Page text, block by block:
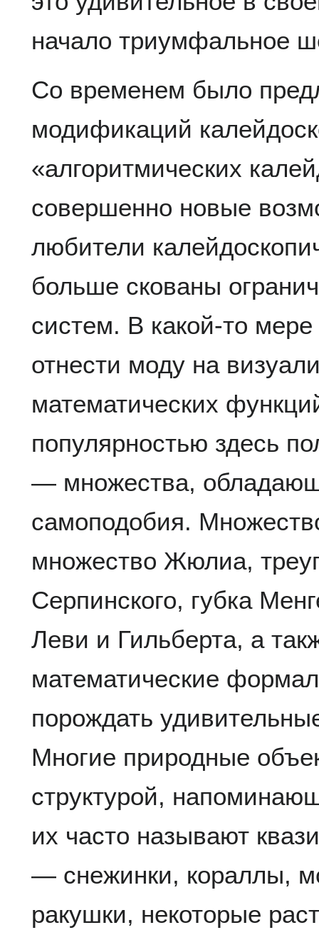
начало триумфальное
Со временем было
модификаций
«алгоритмических
совершенно новые
любители
больше скованы
систем. В какой-то
отнести моду на
математических
популярностью здесь
— множества,
самоподобия.
множество Жюлиа,
Серпинского, губка
Леви и Гильберта, а
математические
порождать
Многие природные
структурой,
их часто называют
— снежинки, кораллы,
ракушки, некоторые